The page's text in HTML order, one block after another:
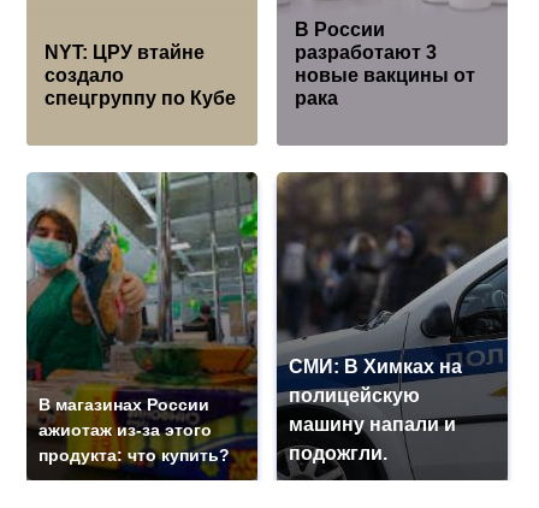
NYT: ЦРУ втайне
создало
спецгруппу по Кубе
В России
разработают 3
новые вакцины от
рака
В магазинах России
ажиотаж из-за этого
продукта: что купить?
СМИ: В Химках на
полицейскую
машину напали и
подожгли.